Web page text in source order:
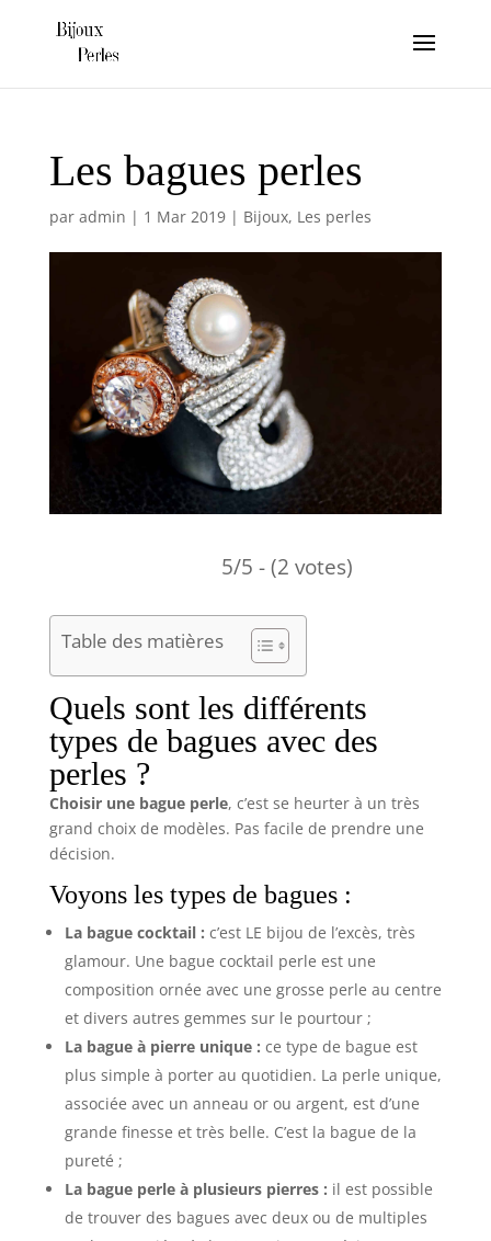
Les bagues perles
par admin | 1 Mar 2019| Bijoux, Les perles
5/5 - (2 votes)
Table des matières
Quels sont les différents
types de bagues avec des
perles ?
Choisir une bague perle, c’est se heurter à un très
grand choix de modèles. Pas facile de prendre une
décision.
Voyons les types de bagues :
La bague cocktail : c’est LE bijou de l’excès, très
glamour. Une bague cocktail perle est une
composition ornée avec une grosse perle au centre
et divers autres gemmes sur le pourtour ;
La bague à pierre unique : ce type de bague est
plus simple à porter au quotidien. La perle unique,
associée avec un anneau or ou argent, est d’une
grande finesse et très belle. C’est la bague de la
pureté ;
La bague perle à plusieurs pierres : il est possible
de trouver des bagues avec deux ou de multiples